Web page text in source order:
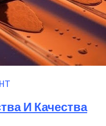
И Качества